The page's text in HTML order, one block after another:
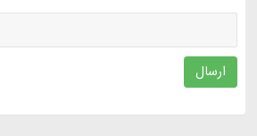
ارسال